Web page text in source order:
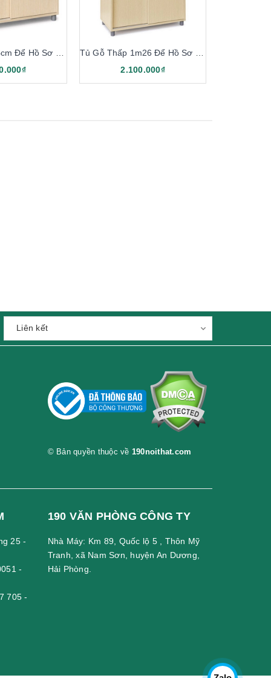
2.100.000₫
© Bản quyền thuộc về 190noithat.com
25 -
-
705 -
190 VĂN PHÒNG CÔNG TY
Nhà Máy: Km 89, Quốc lộ 5 , Thôn Mỹ
Tranh, xã Nam Sơn, huyện An Dương,
Hải Phòng.